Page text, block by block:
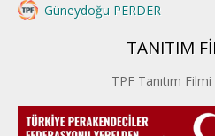
Güneydoğu PERDER
İstanbul PERDER
İpek Yolu PERDER
Kayseri PERDER
TANITIM
TPF Tanıtım Filmi